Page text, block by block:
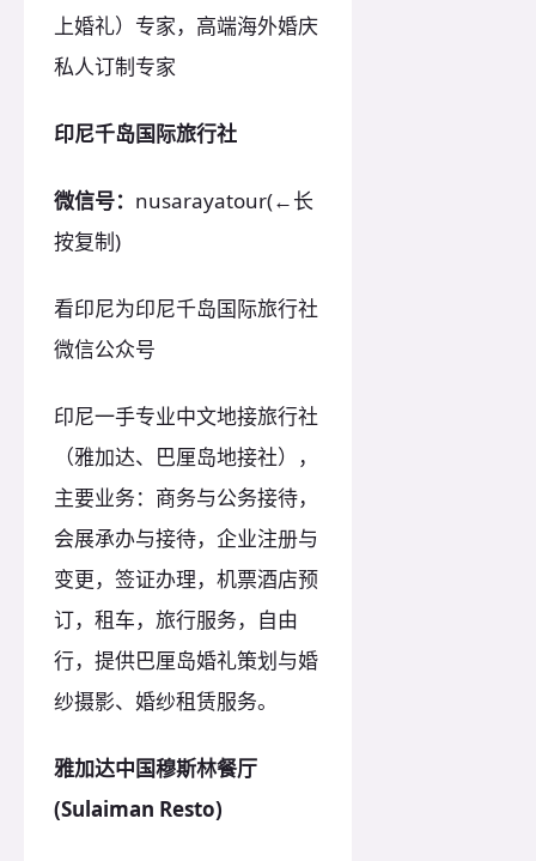
上婚礼）专家，高端海外婚庆
私人订制专家
印尼千岛国际旅行社
微信号： nusarayatour(←长
按复制)
看印尼为印尼千岛国际旅行社
微信公众号
印尼一手专业中文地接旅行社
（雅加达、巴厘岛地接社），
主要业务：商务与公务接待，
会展承办与接待，企业注册与
变更，签证办理，机票酒店预
订，租车，旅行服务，自由
行，提供巴厘岛婚礼策划与婚
纱摄影、婚纱租赁服务。
雅加达中国穆斯林餐厅
(Sulaiman Resto)